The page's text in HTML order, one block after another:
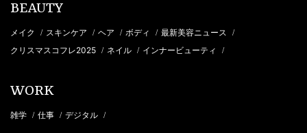
BEAUTY
メイク / スキンケア / ヘア / ボディ / 最新美容ニュース /
クリスマスコフレ2025 / ネイル / インナービューティ /
WORK
雑学 / 仕事 / デジタル /